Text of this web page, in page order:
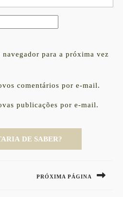
navegador para a próxima vez
comentários por e-mail.
publicações por e-mail.
PRÓXIMA PÁGINA